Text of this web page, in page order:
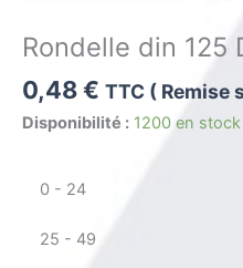
Rondelle din 125
0,48€ TTC ( Remise
Disponibilité : 1200 en
0 - 24
25 - 49